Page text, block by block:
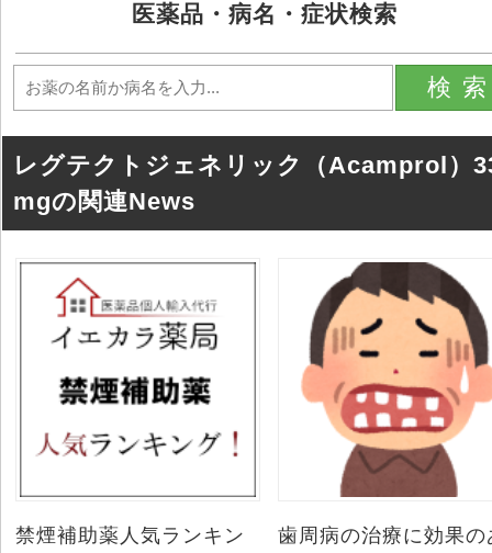
医薬品・病名・症状検索
検
レグテクトジェネリック（Acamprol）
mgの関連News
禁煙補助薬人気ランキン
歯周病の治療に効果の